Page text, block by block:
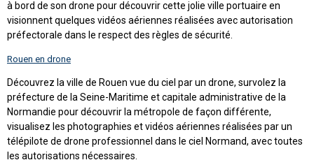
à bord de son drone pour découvrir cette jolie ville portuaire en
visionnent quelques vidéos aériennes réalisées avec autorisation
préfectorale dans le respect des règles de sécurité.
Rouen en drone
Découvrez la ville de Rouen vue du ciel par un drone, survolez la
préfecture de la Seine-Maritime et capitale administrative de la
Normandie pour découvrir la métropole de façon différente,
visualisez les photographies et vidéos aériennes réalisées par un
télépilote de drone professionnel dans le ciel Normand, avec toutes
les autorisations nécessaires.